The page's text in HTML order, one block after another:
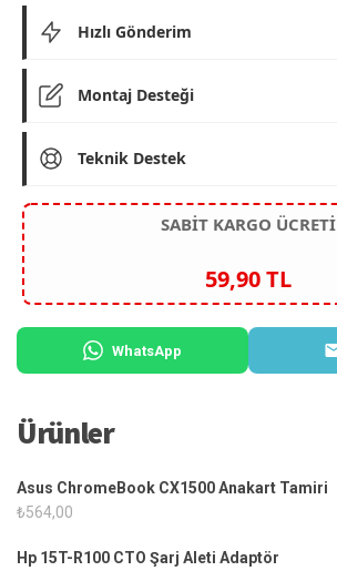
Hızlı Gönderim
Montaj Desteği
Teknik Destek
SABİT KARGO ÜCRETİ
59,90 TL
WhatsApp
Ürünler
Asus ChromeBook CX1500 Anakart Tamiri
₺564,00
Hp 15T-R100 CTO Şarj Aleti Adaptör